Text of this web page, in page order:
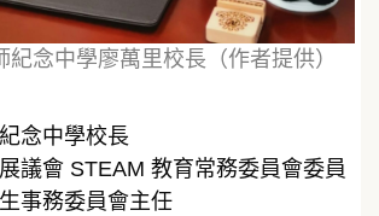
紀念中學廖萬里校長（作者提供）
念中學校長
議會 STEAM 教育常務委員會委員
事務委員會主任